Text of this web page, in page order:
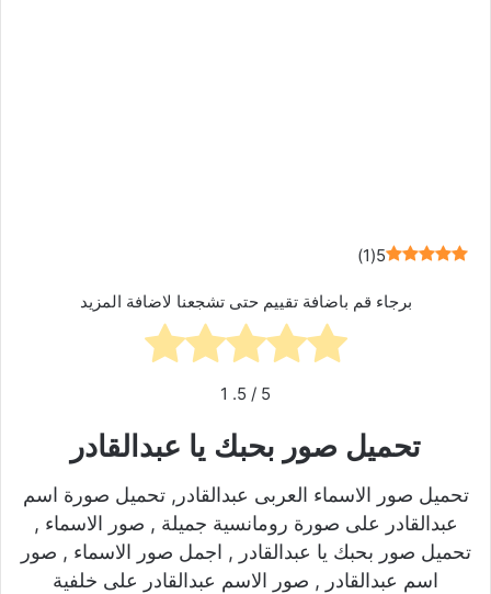
5
(
1
)
برجاء قم باضافة تقييم حتى تشجعنا لاضافة المزيد
5
/ 5.
1
تحميل صور بحبك يا عبدالقادر
تحميل صور الاسماء العربى عبدالقادر, تحميل صورة اسم
عبدالقادر على صورة رومانسية جميلة , صور الاسماء ,
تحميل صور بحبك يا عبدالقادر , اجمل صور الاسماء , صور
اسم عبدالقادر , صور الاسم عبدالقادر على خلفية